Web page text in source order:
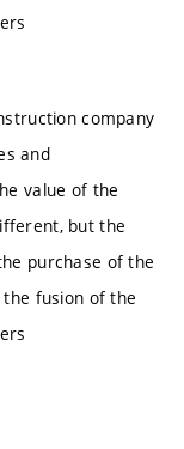
company
and
value of the
but the
purchase of the
fusion of the